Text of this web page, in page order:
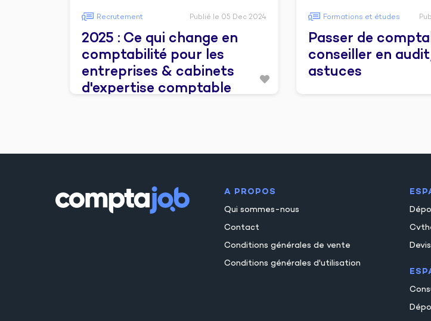
Recrutement Publié le 05 Dec 2024
2025 : Ce qui change en
comptabilité pour les
entreprises & cabinets
d'expertise comptable
Formations et études
Passer de
conseiller en
astuces
A PROPOS
Qui sommes-nous
Contact
Conditions générales de vente
Conditions générales d'utilisation